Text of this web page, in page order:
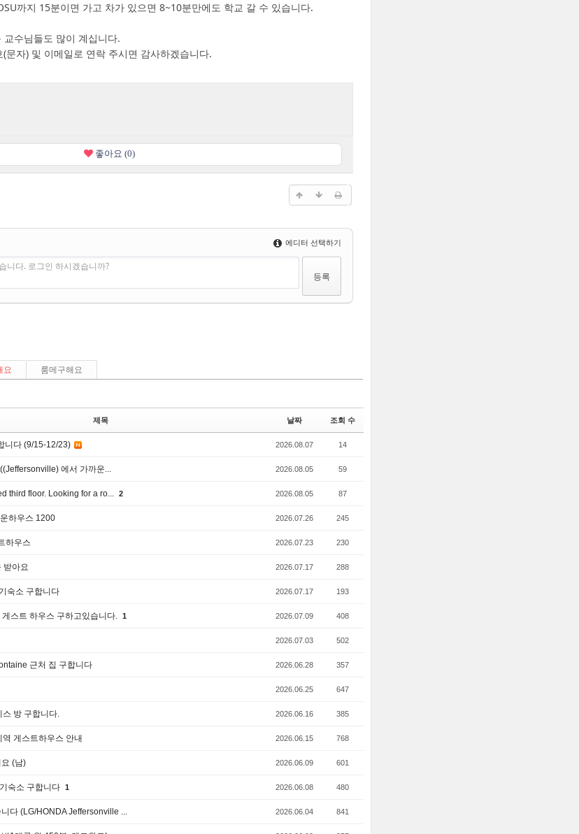
까지 15분이면 가고 차가 있으면 8~10분만에도 학교 갈 수 있습니다.
수님들도 많이 계십니다.
문자) 및 이메일로 연락 주시면 감사하겠습니다.
좋아요 (0)
에디터 선택하기
니다. 로그인 하시겠습니까?
요 룸메구해요
제목 날짜 조회 수
니다 (9/15-12/23) 2026.08.07 14
에서 가까운... 2026.08.05 59
third floor. Looking for a ro... 2 2026.08.05 87
하우스 1200 2026.07.26 245
하우스 2026.07.23 230
받아요 2026.07.17 288
숙소 구합니다 2026.07.17 193
게스트 하우스 구하고있습니다. 1 2026.07.09 408
2026.07.03 502
근처 집 구합니다 2026.06.28 357
2026.06.25 647
방 구합니다. 2026.06.16 385
역 게스트하우스 안내 2026.06.15 768
(남) 2026.06.09 601
숙소 구합니다 1 2026.06.08 480
다 (LG/HONDA Jeffersonville ... 2026.06.04 841